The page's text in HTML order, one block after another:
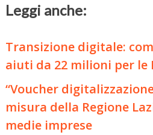
Leggi anche:
Transizione digitale:
aiuti da 22 milioni per le
“Voucher
misura della Regione
medie imprese